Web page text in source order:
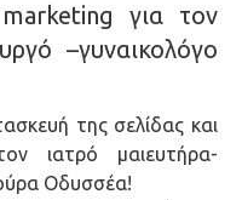
για τον
–γυναικολόγο
της σελίδας και
ιατρό μαιευτήρα-
Οδυσσέα!